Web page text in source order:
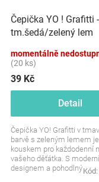
Čepička YO ! Grafitti -
tm.šedá/zelený lem
momentálně
(20 ks)
39 Kč
Detail
Čepička YO! Grafitti v
barvě s zeleným lemem
kouskem pro každodenní
vašeho děťátka. S
designem a pohodlnýmKód: